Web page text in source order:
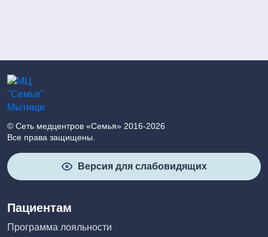
© Сеть медцентров «Семья» 2016-2026
Все права защищены.
Версия для слабовидящих
Пациентам
Программа лояльности